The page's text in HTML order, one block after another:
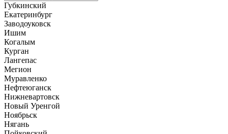
Губкинский
Екатеринбург
Заводоуковск
Ишим
Когалым
Курган
Лангепас
Мегион
Муравленко
Нефтеюганск
Нижневартовск
Новый Уренгой
Ноябрьск
Нягань